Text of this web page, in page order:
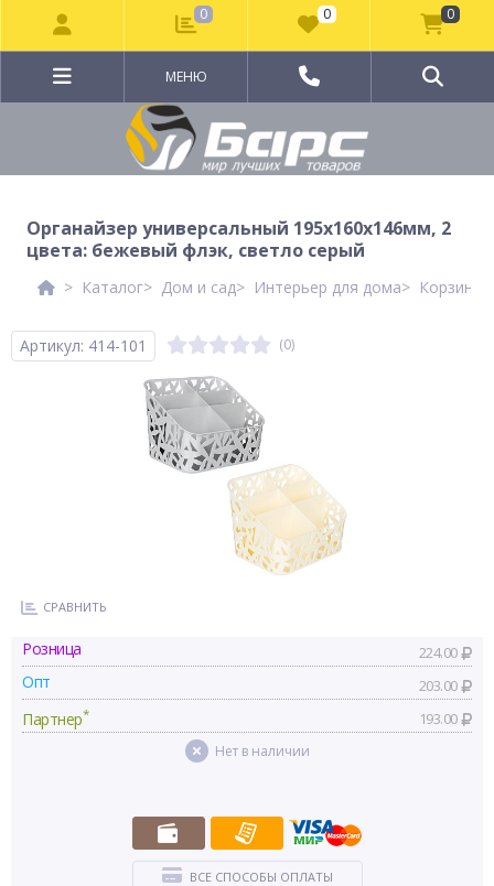
МЕНЮ
Органайзер универсальный 195х160х146мм, 2
цвета: бежевый флэк, светло серый
Каталог Дом и сад Интерьер для дома Корзины
Артикул: 414-101 (0)
СРАВНИТЬ
Розница 224.00
Опт 203.00
Партнер* 193.00
Нет в наличии
ВСЕ СПОСОБЫ ОПЛАТЫ
0 0 0